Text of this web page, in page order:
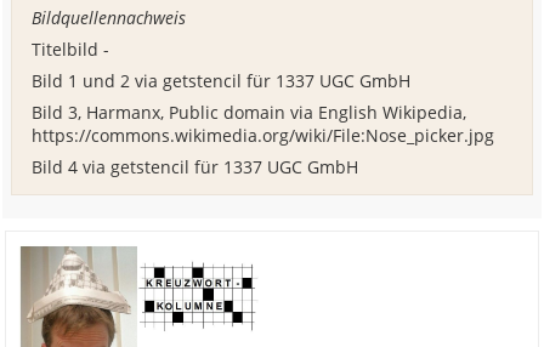
Bildquellennachweis
Titelbild -
Bild 1 und 2 via getstencil für 1337 UGC GmbH
Bild 3, Harmanx, Public domain via English Wikipedia,
https://commons.wikimedia.org/wiki/File:Nose_picker.jpg
Bild 4 via getstencil für 1337 UGC GmbH